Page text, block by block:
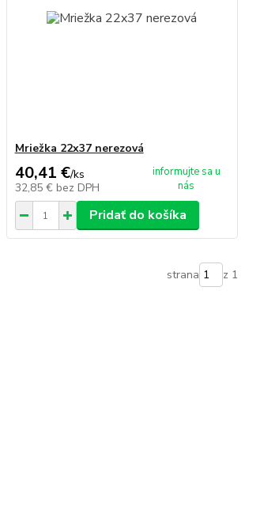
Mriežka 22x37 nerezová
40,41 €/ks
32,85 € bez DPH
informujte sa u
nás
Pridať do košíka
strana z 1